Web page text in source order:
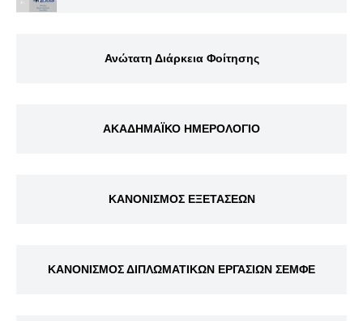
Ανώτατη Διάρκεια Φοίτησης
ΑΚΑΔΗΜΑΪΚΟ ΗΜΕΡΟΛΟΓΙΟ
ΚΑΝΟΝΙΣΜΟΣ ΕΞΕΤΑΣΕΩΝ
ΚΑΝΟΝΙΣΜΟΣ ΔΙΠΛΩΜΑΤΙΚΩΝ ΕΡΓΑΣΙΩΝ ΣΕΜΦΕ